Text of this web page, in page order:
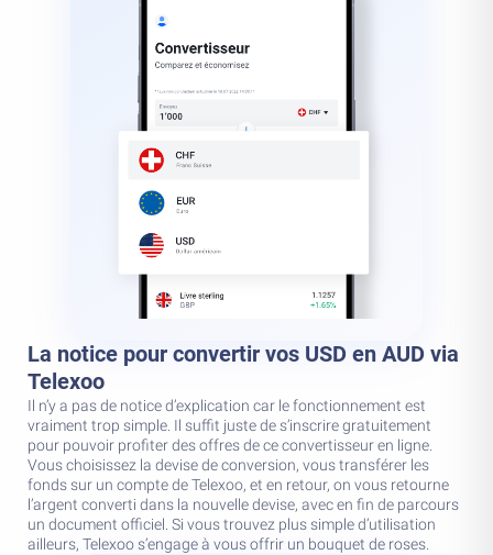
La notice pour convertir vos USD en AUD via
Telexoo
Il n’y a pas de notice d’explication car le fonctionnement est
vraiment trop simple. Il suffit juste de s’inscrire gratuitement
pour pouvoir profiter des offres de ce convertisseur en ligne.
Vous choisissez la devise de conversion, vous transférer les
fonds sur un compte de Telexoo, et en retour, on vous retourne
l’argent converti dans la nouvelle devise, avec en fin de parcours
un document officiel. Si vous trouvez plus simple d’utilisation
ailleurs, Telexoo s’engage à vous offrir un bouquet de roses.